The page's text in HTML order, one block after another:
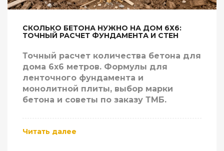
СКОЛЬКО БЕТОНА НУЖНО НА ДОМ 6Х6:
ТОЧНЫЙ РАСЧЕТ ФУНДАМЕНТА И СТЕН
Точный расчет количества бетона для
дома 6х6 метров. Формулы для
ленточного фундамента и
монолитной плиты, выбор марки
бетона и советы по заказу ТМБ.
Читать далее